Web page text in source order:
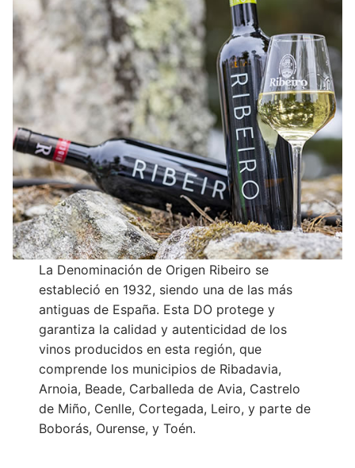
La Denominación de Origen Ribeiro se
estableció en 1932, siendo una de las más
antiguas de España. Esta DO protege y
garantiza la calidad y autenticidad de los
vinos producidos en esta región, que
comprende los municipios de Ribadavia,
Arnoia, Beade, Carballeda de Avia, Castrelo
de Miño, Cenlle, Cortegada, Leiro, y parte de
Boborás, Ourense, y Toén.